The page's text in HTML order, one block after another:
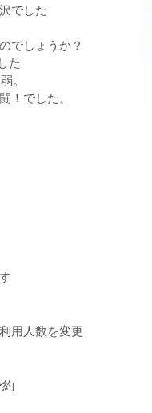
でした
でしょうか？
た
。
！でした。
用人数を変更